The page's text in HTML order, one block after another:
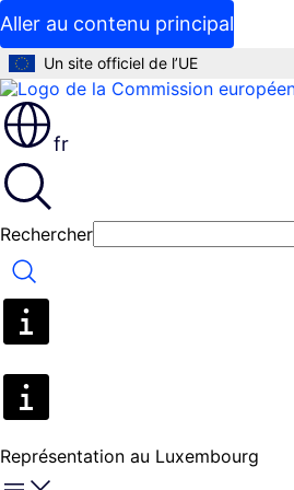
Aller au contenu principal
Un site officiel de l’UE
fr
Rechercher
Rechercher
Représentation au Luxembourg